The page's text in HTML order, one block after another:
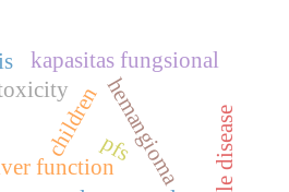
childrenhemangioma
function
kapasitas fungsional
pfs